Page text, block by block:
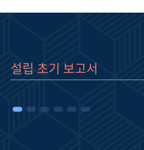
설립 초기 보고서